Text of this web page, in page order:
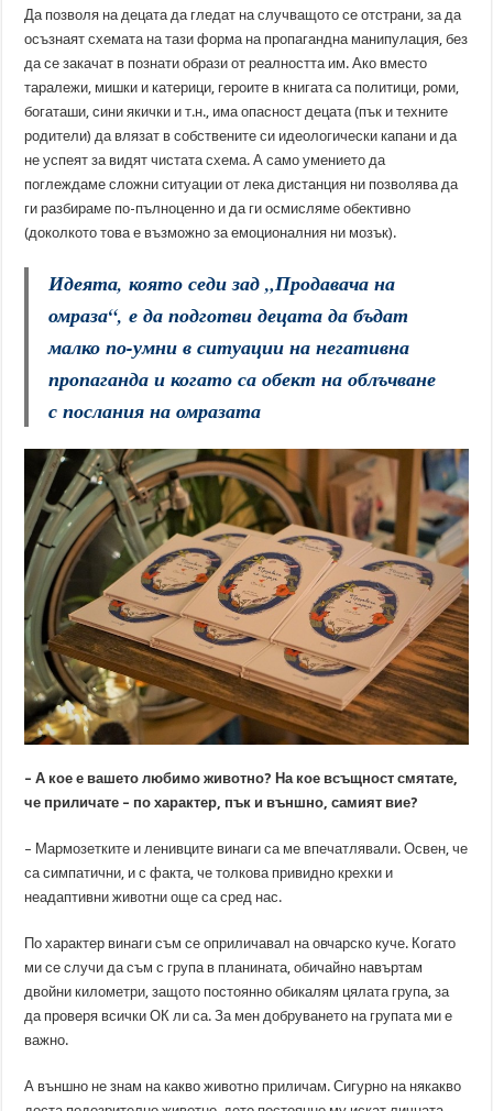
Да позволя на децата да гледат на случващото се отстрани, за да
осъзнаят схемата на тази форма на пропагандна манипулация, без
да се закачат в познати образи от реалността им. Ако вместо
таралежи, мишки и катерици, героите в книгата са политици, роми,
богаташи, сини якички и т.н., има опасност децата (пък и техните
родители) да влязат в собствените си идеологически капани и да
не успеят за видят чистата схема. А само умението да
поглеждаме сложни ситуации от лека дистанция ни позволява да
ги разбираме по-пълноценно и да ги осмисляме обективно
(доколкото това е възможно за емоционалния ни мозък).
Идеята, която седи зад „Продавача на
омраза“, е да подготви децата да бъдат
малко по-умни в ситуации на негативна
пропаганда и когато са обект на облъчване
с послания на омразата
– А кое е вашето любимо животно? На кое всъщност смятате,
че приличате – по характер, пък и външно, самият вие?
– Мармозетките и ленивците винаги са ме впечатлявали. Освен, че
са симпатични, и с факта, че толкова привидно крехки и
неадаптивни животни още са сред нас.
По характер винаги съм се оприличавал на овчарско куче. Когато
ми се случи да съм с група в планината, обичайно навъртам
двойни километри, защото постоянно обикалям цялата група, за
да проверя всички ОК ли са. За мен добруването на групата ми е
важно.
А външно не знам на какво животно приличам. Сигурно на някакво